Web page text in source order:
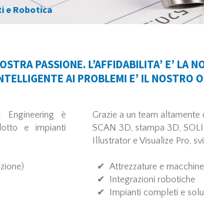
e Robotica
PASSIONE. L’AFFIDABILITA’ E’ LA
AI PROBLEMI E’ IL NOSTRO
Engineering è
e impianti
Grazie a un team
SCAN 3D, stampa 3D,
Illustrator e Visualize Pro,
✔ Attrezzature e
✔ Integrazioni robotiche
✔ Impianti completi e